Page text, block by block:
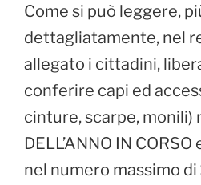
Come si può leggere,
dettagliatamente, nel
allegato i cittadini,
conferire capi ed
cinture, scarpe, monili)
DELL’ANNO IN
nel numero massimo di